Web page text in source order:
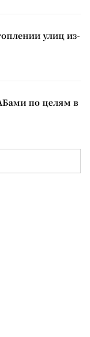
улиц из-
по целям в